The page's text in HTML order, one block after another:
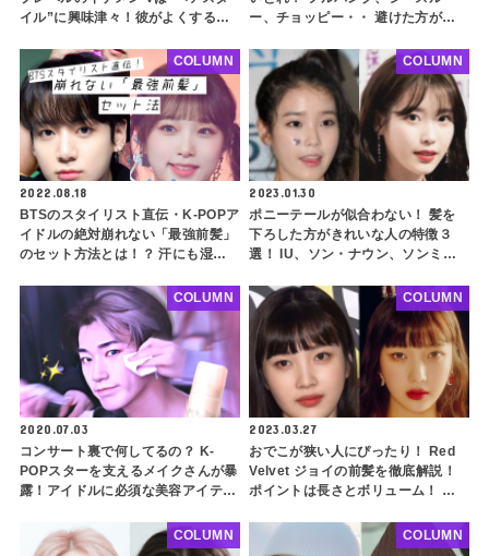
イル”に興味津々！彼がよくする３
ヘアカラー ヘアスタイル
ー、チョッピー・・ 避けた方がよ
サ、IUなどを参考に自分にぴったり
な前髪を探してみよう
2022.08.18
BTSのスタイリスト直伝・K-POPア
イドルの絶対崩れない「最強前髪」
のセット方法とは！？ 汗にも湿度
処法やおすすめ製品も紹介
COLUMN
2023.01.30
ポニーテールが似合わない！ 髪を
下ろした方がきれいな人の特徴３
選！ IU、ソン・ナウン、ソンミ
その特徴とは
COLUMN
2020.07.03
コンサート裏で何してるの？ K-
POPスターを支えるメイクさんが暴
露！アイドルに必須な美容アイテム
COLUMN
2023.03.27
おでこが狭い人にぴったり！ Red
Velvet ジョイの前髪を徹底解説！
ポイントは長さとボリューム！ ぱ
っきり似合わせよう
COLUMN
COLUMN COLUMN